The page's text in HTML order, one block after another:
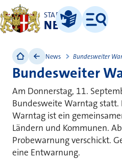
STADT
NEUSS
Leichte Sprache
Menü
News Bundesweiter
Bundesweiter
Am Donnerstag, 11.
Bundesweite Warntag statt.
Warntag ist ein
Ländern und Kommunen.
Probewarnung verschickt.
eine Entwarnung.